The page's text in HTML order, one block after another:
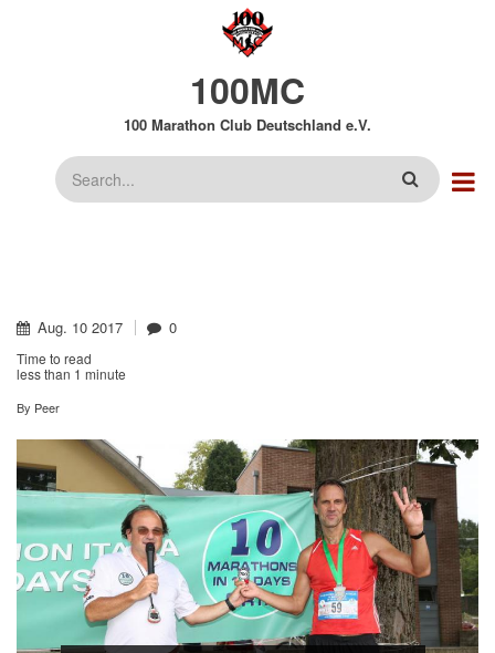
100MC
100 Marathon Club Deutschland e.V.
Suche
Aug. 10 2017 0
Time to read
less than 1 minute
By Peer